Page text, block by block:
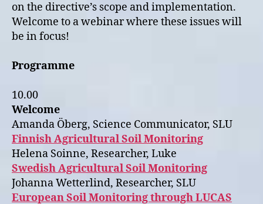
on the directive’s scope and implementation.
Welcome to a webinar where these issues will
be in focus!
Programme
10.00
Welcome
Amanda Öberg, Science Communicator, SLU
Finnish Agricultural Soil Monitoring
Helena Soinne, Researcher, Luke
Swedish Agricultural Soil Monitoring
Johanna Wetterlind, Researcher, SLU
European Soil Monitoring through LUCAS